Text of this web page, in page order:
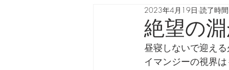
弦交換の記録 DTM 始め
Imanjy Studio 使われているモノ
絶望の
2023年4月19日 読了時
昼寝しないで迎える
イマンジーの視界は